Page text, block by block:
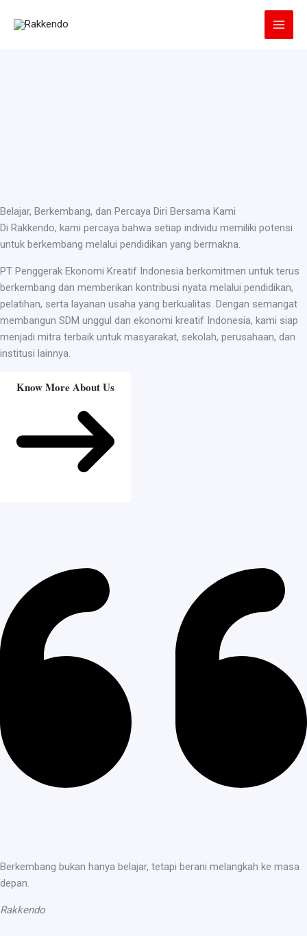
Belajar, Berkembang, dan Percaya Diri Bersama Kami
Di Rakkendo, kami percaya bahwa setiap individu memiliki potensi
untuk berkembang melalui pendidikan yang bermakna.
PT Penggerak Ekonomi Kreatif Indonesia berkomitmen untuk terus
berkembang dan memberikan kontribusi nyata melalui pendidikan,
pelatihan, serta layanan usaha yang berkualitas. Dengan semangat
membangun SDM unggul dan ekonomi kreatif Indonesia, kami siap
menjadi mitra terbaik untuk masyarakat, sekolah, perusahaan, dan
institusi lainnya.
Know More About Us
Berkembang bukan hanya belajar, tetapi berani melangkah ke masa
depan.
Rakkendo